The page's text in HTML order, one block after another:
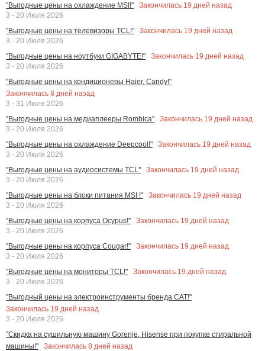
"Выгодные цены на охлаждение MSI!"
Закончилась 19 дней назад
3 - 20 Июля 2026
"Выгодные цены на телевизоры TCL!"
Закончилась 19 дней назад
3 - 20 Июля 2026
"Выгодные цены на ноутбуки GIGABYTE!"
Закончилась 19 дней назад
3 - 20 Июля 2026
"Выгодные цены на кондиционеры Haier, Candy!"
Закончилась 8 дней назад
3 - 31 Июля 2026
"Выгодные цены на медиаплееры Rombica"
Закончилась 19 дней назад
3 - 20 Июля 2026
"Выгодные цены на охлаждение Deepcool!"
Закончилась 19 дней назад
3 - 20 Июля 2026
"Выгодные цены на аудиосистемы TCL"
Закончилась 19 дней назад
3 - 20 Июля 2026
"Выгодные цены на блоки питания MSI !"
Закончилась 19 дней назад
3 - 20 Июля 2026
"Выгодные цены на корпуса Ocypus!"
Закончилась 19 дней назад
3 - 20 Июля 2026
"Выгодные цены на корпуса Cougar!"
Закончилась 19 дней назад
3 - 20 Июля 2026
"Выгодные цены на мониторы TCL!"
Закончилась 19 дней назад
3 - 20 Июля 2026
"Выгодный цены на электроинструменты бренда CAT!"
Закончилась 19 дней назад
3 - 20 Июля 2026
"Скидка на сушильную машину Gorenje, Hisense при покупке стиральной
машины!"
Закончилась 8 дней назад